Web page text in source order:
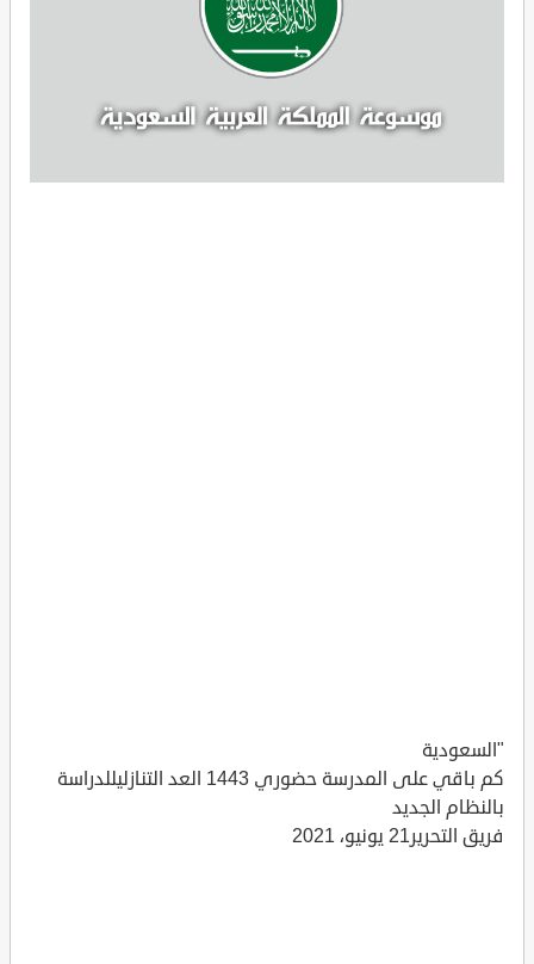
"السعودية
كم باقي على المدرسة حضوري 1443 العد التنازليللدراسة
بالنظام الجديد
فريق التحرير21 يونيو، 2021